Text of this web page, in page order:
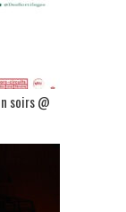
soirs @